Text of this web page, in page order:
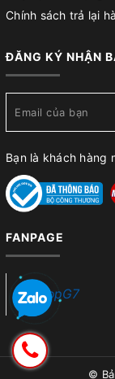
Chính sách trả lại
ĐĂNG KÝ NHẬN
Bạn là khách hàng
FANPAGE
ShopG7
©